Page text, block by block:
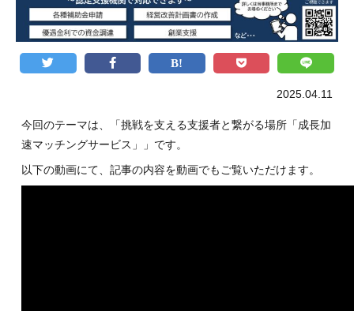
2025.04.11
今回のテーマは、「挑戦を支える支援者と繋がる場所「成長加
速マッチングサービス」」です。
以下の動画にて、記事の内容を動画でもご覧いただけます。